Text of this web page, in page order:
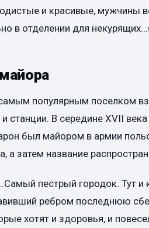
и красивые, мужчины
в отделении для
популярным поселком
станции. В середине ХVII
был майором в армии
а затем название
пестрый городок. Тут и
ребром последнюю
хотят и здоровья, и